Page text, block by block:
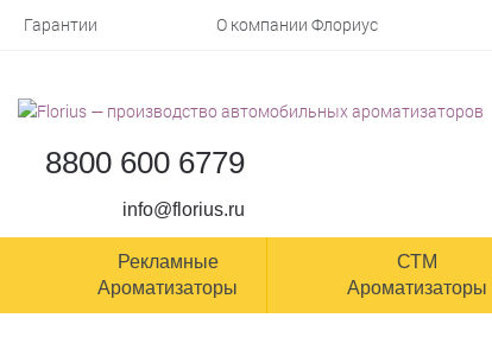
Гарантии О компании Флориус
8800 600 6779
info@florius.ru
Рекламные
Ароматизаторы
СТМ
Ароматизаторы